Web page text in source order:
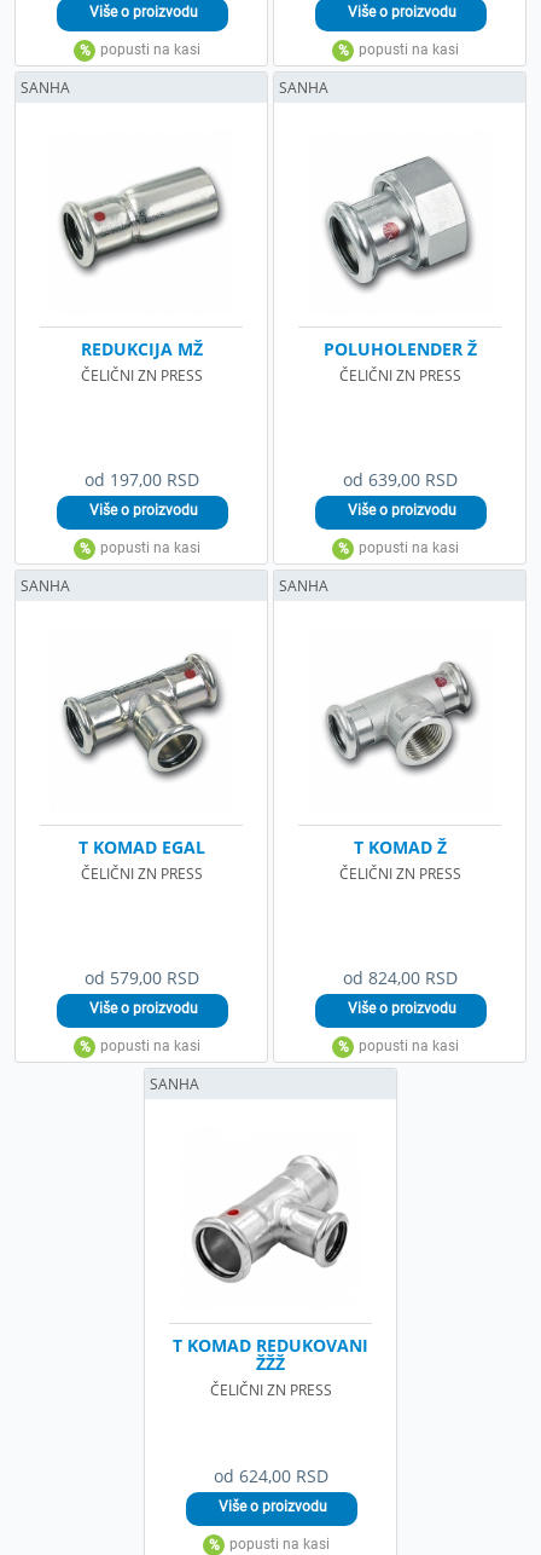
od 197,00 RSD
REDUKCIJA MŽ
ČELIČNI ZN PRESS
SANHA
od 639,00 RSD
POLUHOLENDER Ž
ČELIČNI ZN PRESS
SANHA
od 579,00 RSD
T KOMAD EGAL
ČELIČNI ZN PRESS
SANHA
od 824,00 RSD
T KOMAD Ž
ČELIČNI ZN PRESS
SANHA
od 624,00 RSD
T KOMAD REDUKOVANI
ŽŽŽ
ČELIČNI ZN PRESS
SANHA